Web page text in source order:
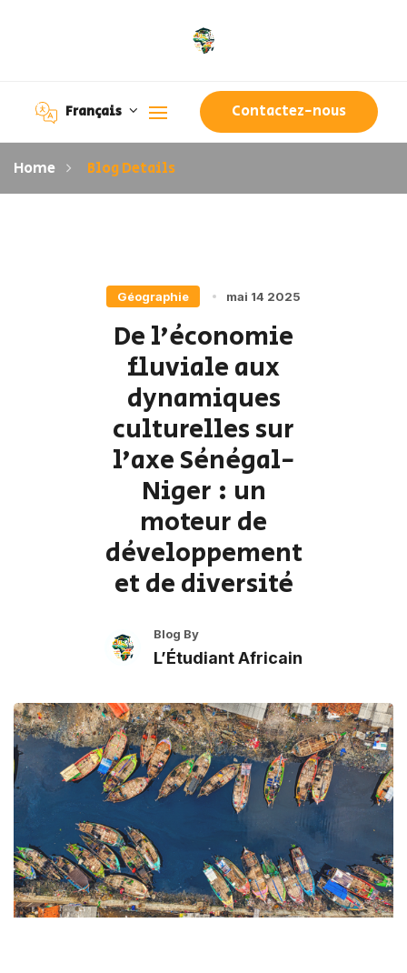
Français Contactez-nous
Home Blog Details
Géographie mai 14 2025
De l’économie
fluviale aux
dynamiques
culturelles sur
l’axe Sénégal-
Niger : un
moteur de
développement
et de diversité
Blog By
L’Étudiant Africain